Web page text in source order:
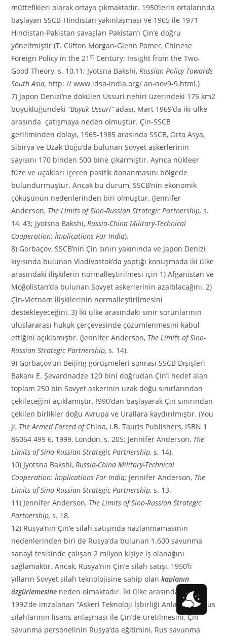
müttefikleri olarak ortaya çıkmaktadır. 1950’lerin ortalarında
başlayan SSCB-Hindistan yakınlaşması ve 1965 ile 1971
Hindistan-Pakistan savaşları Pakistan’ı Çin’e doğru
yöneltmiştir (T. Clifton Morgan-Glenn Pamer, Chinese
Foreign Policy in the 21st Century: Insight from the Two-
Good Theory, s. 10,11; Jyotsna Bakshi,Russian Policy Towards
South Asia, http: // www.idsa-india.org/ an-nov9-9.html.)
7) Japon Denizi’ne dökülen Ussuri nehiri üzerindeki 175 km2
büyüklüğündeki “Büyük Ussuri”adası, Mart 1969’da iki ülke
arasında çatışmaya neden olmuştur. Çin-SSCB
geriliminden dolayı, 1965-1985 arasında SSCB, Orta Asya,
Sibirya ve Uzak Doğu’da bulunan Sovyet askerlerinin
sayısını 170 binden 500 bine çıkarmıştır. Ayrıca nükleer
füze ve uçakları içeren pasifik donanmasını bölgede
bulundurmuştur. Ancak bu durum, SSCB’nin ekonomik
çöküşünün nedenlerinden biri olmuştur. (Jennifer
Anderson, The Limits of Sino-Russian Strategic Partnership,s.
14, 43; Jyotsna Bakshi,Russia-China Military-Technical
Cooperation: İmplications For India).
8) Gorbaçov, SSCB’nin Çin sınırı yakınında ve Japon Denizi
kıyısında bulunan Vladivostok’da yaptığı konuşmada iki ülke
arasındaki ilişkilerin normalleştirilmesi için 1) Afganistan ve
Moğolistan’da bulunan Sovyet askerlerinin azaltılacağını, 2)
Çin-Vietnam ilişkilerinin normalleştirilmesini
destekleyeceğini, 3) İki ülke arasındaki sınır sorunlarının
uluslararası hukuk çerçevesinde çözümlenmesini kabul
ettiğini açıklamıştır. (Jennifer Anderson, The Limits of Sino-
Russian Strategic Partnership,s. 14).
9) Gorbaçov’un Beijing görüşmeleri sonrası SSCB Dışişleri
Bakanı E. Şevardnadze 120 bini doğrudan Çin’i hedef alan
toplam 250 bin Sovyet askerinin uzak doğu sınırlarından
çekileceğini açıklamıştır. !990’dan başlayarak Çin sınırından
çekilen birlikler doğu Avrupa ve Urallara kaydırılmıştır. (You
Ji, The Armed Forced ofChina, I.B. Tauris Publishers, ISBN 1
86064 499 6, 1999, London, s. 205; Jennifer Anderson, The
Limits of Sino-Russian Strategic Partnership,s. 14).
10) Jyotsna Bakshi,Russia-China Military-Technical
Cooperation: İmplications For India; Jennifer Anderson, The
Limits of Sino-Russian Strategic Partnership,s. 13.
11) Jennifer Anderson, The Limits of Sino-Russian Strategic
Partnership,s. 18.
12) Rusya’nın Çin’e silah satışında nazlanmamasının
nedenlerinden biri de Rusya’da bulunan 1.600 savunma
sanayi tesisinde çalışan 2 milyon kişiye iş olanağını
sağlamaktır. Ancak, Rusya’nın Çin’e silah satışı, 1950’li
yılların Sovyet silah teknolojisine sahip olankaplanın
özgürlemesine neden olmaktadır. İki ülke arasında Ekim
1992’de imzalanan “Askeri Teknoloji İşbirliği Anlaşması”, Rus
silahlarının lisans anlaşması ile Çin’de üretilmesini, Çin
savunma personelinin Rusya’da eğitimini, Rus savunma